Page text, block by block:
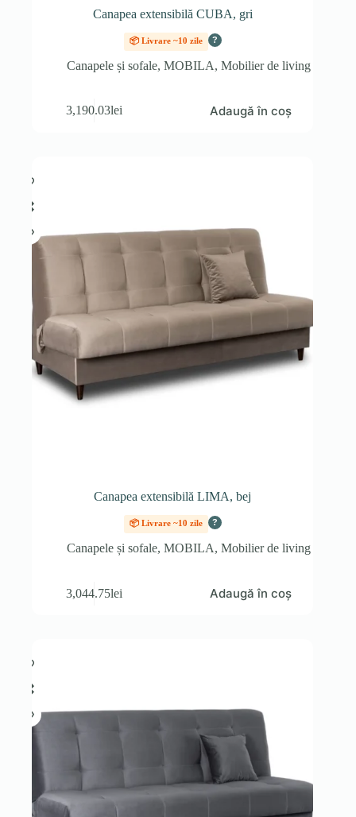
Canapea extensibilă CUBA, gri
📦 Livrare ~10 zile ?
Canapele și sofale, MOBILA, Mobilier de living
3,190.03lei Adaugă în coș
Canapea extensibilă LIMA, bej
📦 Livrare ~10 zile ?
Canapele și sofale, MOBILA, Mobilier de living
3,044.75lei Adaugă în coș